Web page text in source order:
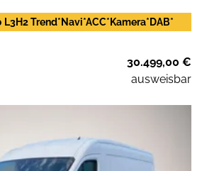
L3H2 Trend*Navi*ACC*Kamera*DAB*
30.499,00 €
ausweisbar